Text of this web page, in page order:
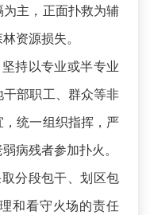
主，正面扑救为辅
资源损失。
持以专业或半专业
部职工、群众等非
统一组织指挥，严
病残者参加扑火。
分段包干、划区包
和看守火场的责任